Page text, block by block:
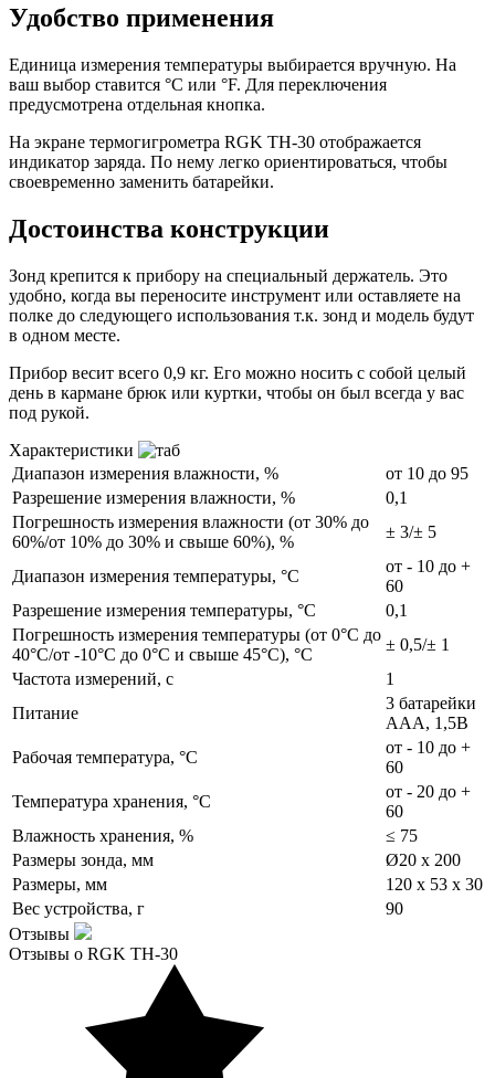
Удобство применения
Единица измерения температуры выбирается вручную. На
ваш выбор ставится °C или °F. Для переключения
предусмотрена отдельная кнопка.
На экране термогигрометра RGK TH-30 отображается
индикатор заряда. По нему легко ориентироваться, чтобы
своевременно заменить батарейки.
Достоинства конструкции
Зонд крепится к прибору на специальный держатель. Это
удобно, когда вы переносите инструмент или оставляете на
полке до следующего использования т.к. зонд и модель будут
в одном месте.
Прибор весит всего 0,9 кг. Его можно носить с собой целый
день в кармане брюк или куртки, чтобы он был всегда у вас
под рукой.
Характеристики
Диапазон измерения влажности, %
от 10 до 95
Разрешение измерения влажности, %
0,1
Погрешность измерения влажности (от 30% до
60%/от 10% до 30% и свыше 60%), %
± 3/± 5
Диапазон измерения температуры, °С
от - 10 до +
60
Разрешение измерения температуры, °С
0,1
Погрешность измерения температуры (от 0°С до
40°С/от -10°С до 0°С и свыше 45°С), °С
± 0,5/± 1
Частота измерений, с
1
Питание
3 батарейки
ААА, 1,5В
Рабочая температура, °С
от - 10 до +
60
Температура хранения, °С
от - 20 до +
60
Влажность хранения, %
≤ 75
Размеры зонда, мм
Ø20 x 200
Размеры, мм
120 х 53 х 30
Вес устройства, г
90
Отзывы
Отзывы о RGK TH-30